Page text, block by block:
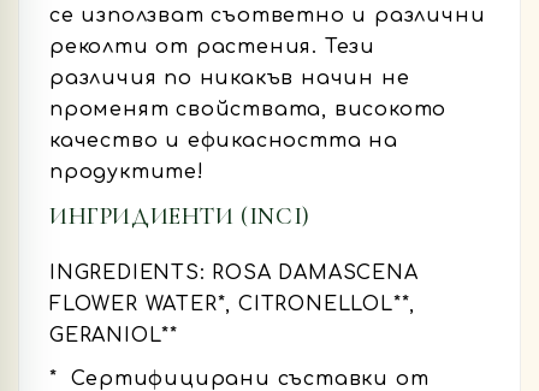
се използват съответно и различни
реколти от растения. Тези
различия по никакъв начин не
променят свойствата, високото
качество и ефикасността на
продуктите!
ИНГРИДИЕНТИ (INCI)
INGREDIENTS: ROSA DAMASCENA
FLOWER WATER*,CITRONELLOL**,
GERANIOL**
* Сертифицирани съставки от